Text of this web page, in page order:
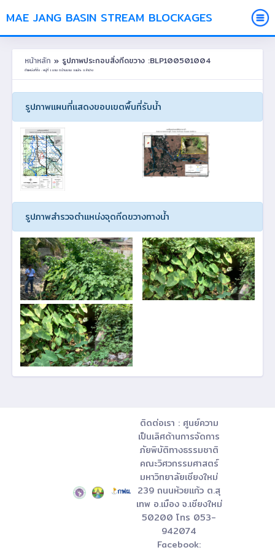
MAE JANG BASIN STREAM BLOCKAGES
หน้าหลัก » รูปภาพประกอบสิ่งกีดขวาง :BLP100501004
ตำแหน่งที่ตั้ง : หมู่ที่ 1 บอม ต.บ้านบอม อ.แม่ทะ จ.ลำปาง
รูปภาพแผนที่แสดงขอบเขตพื้นที่รับน้ำ
รูปภาพสำรวจตำแหน่งจุดกีดขวางทางน้ำ
ติดต่อเรา : ศูนย์ความ
เป็นเลิศด้านการจัดการ
ภัยพิบัติทางธรรมชาติ
คณะวิศวกรรมศาสตร์
มหาวิทยาลัยเชียงใหม่
239 ถนนห้วยแก้ว ต.สุ
เทพ อ.เมือง จ.เชียงใหม่
50200 โทร 053-
942074
Facebook: